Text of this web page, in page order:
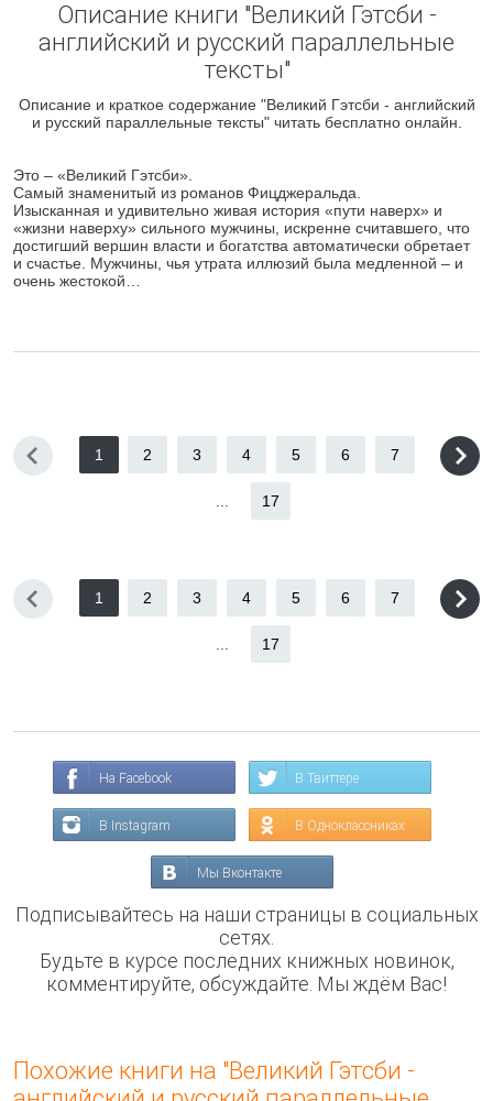
Описание книги "Великий Гэтсби -
английский и русский параллельные
тексты"
Описание и краткое содержание "Великий Гэтсби - английский
и русский параллельные тексты" читать бесплатно онлайн.
Это – «Великий Гэтсби».
Самый знаменитый из романов Фицджеральда.
Изысканная и удивительно живая история «пути наверх» и
«жизни наверху» сильного мужчины, искренне считавшего, что
достигший вершин власти и богатства автоматически обретает
и счастье. Мужчины, чья утрата иллюзий была медленной – и
очень жестокой…
1 2 3 4 5 6 7
17
1 2 3 4 5 6 7
17
На Facebook В Твиттере
В Instagram В Одноклассниках
Мы Вконтакте
Подписывайтесь на наши страницы в социальных
сетях.
Будьте в курсе последних книжных новинок,
комментируйте, обсуждайте. Мы ждём Вас!
Похожие книги на "Великий Гэтсби -